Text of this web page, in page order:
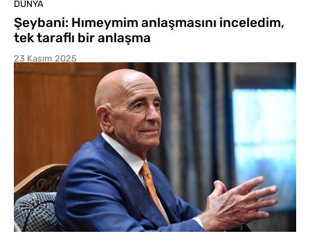
DÜNYA
Şeybani: Hımeymim anlaşmasını inceledim,
tek taraflı bir anlaşma
23 Kasım 2025